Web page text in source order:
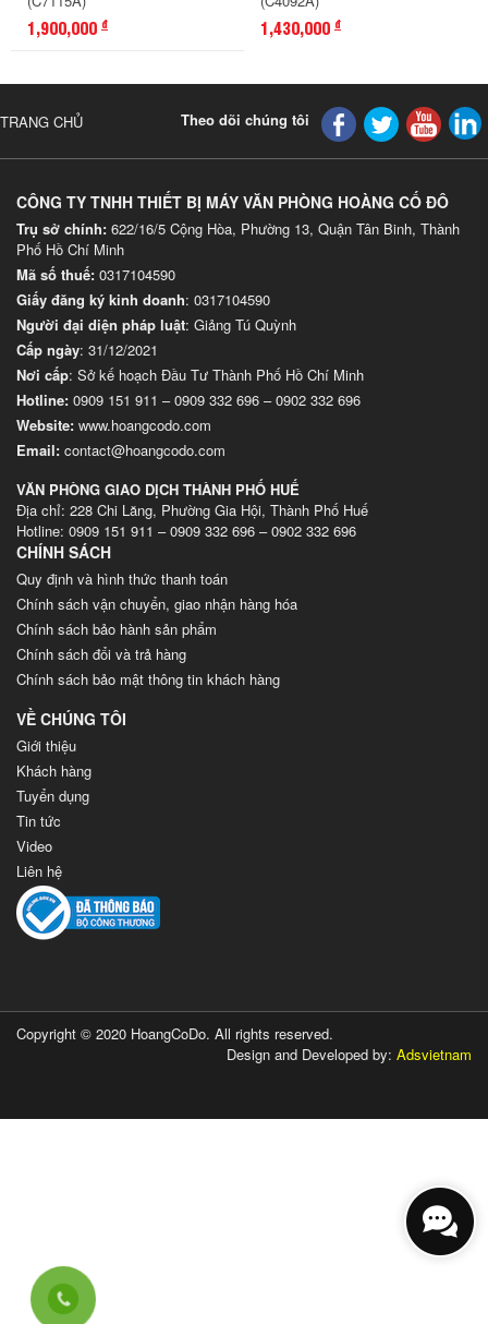
1,900,000 đ 1,430,000 đ
TRANG CHỦ Theo dõi chúng tôi
CÔNG TY TNHH THIẾT BỊ MÁY VĂN PHÒNG HOÀNG CỐ ĐÔ
Trụ sở chính: 622/16/5 Cộng Hòa, Phường 13, Quận Tân Binh, Thành
Phố Hồ Chí Minh
Mã số thuế: 0317104590
Giấy đăng ký kinh doanh: 0317104590
Người đại diện pháp luật: Giảng Tú Quỳnh
Cấp ngày: 31/12/2021
Nơi cấp: Sở kế hoạch Đầu Tư Thành Phố Hồ Chí Minh
Hotline: 0909 151 911 –0909 332 696 –0902 332 696
Website: www.hoangcodo.com
Email: contact@hoangcodo.com
VĂN PHÒNG GIAO DỊCH THÀNH PHỐ HUẾ
Địa chỉ: 228 Chi Lăng, Phường Gia Hội, Thành Phố Huế
Hotline: 0909 151 911 – 0909 332 696 – 0902 332 696
CHÍNH SÁCH
Quy định và hình thức thanh toán
Chính sách vận chuyển, giao nhận hàng hóa
Chính sách bảo hành sản phẩm
Chính sách đổi và trả hàng
Chính sách bảo mật thông tin khách hàng
VỀ CHÚNG TÔI
Giới thiệu
Khách hàng
Tuyển dụng
Tin tức
Video
Liên hệ
Copyright © 2020 HoangCoDo. All rights reserved.
Design and Developed by: Adsvietnam